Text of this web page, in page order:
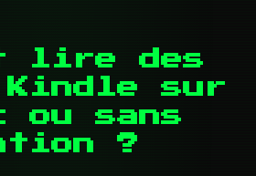
lire des
sur
ou sans
?